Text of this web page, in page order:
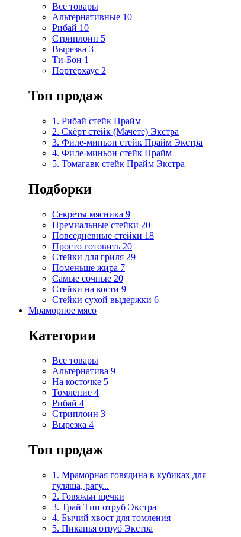
Все товары
Альтернативные 10
Рибай 10
Стриплоин 5
Вырезка 3
Ти-Бон 1
Портерхаус 2
Топ продаж
1. Рибай cтейк Прайм
2. Скёрт стейк (Мачете) Экстра
3. Филе-миньон стейк Прайм Экстра
4. Филе-миньон стейк Прайм
5. Томагавк стейк Прайм Экстра
Подборки
Секреты мясника 9
Премиальные стейки 20
Повседневные стейки 18
Просто готовить 20
Стейки для гриля 29
Поменьше жира 7
Самые сочные 20
Стейки на кости 9
Стейки сухой выдержки 6
Мраморное мясо
Категории
Все товары
Альтернатива 9
На косточке 5
Томление 4
Рибай 4
Стриплоин 3
Вырезка 4
Топ продаж
1. Мраморная говядина в кубиках для
гуляша, рагу...
2. Говяжьи щечки
3. Трай Тип отруб Экстра
4. Бычий хвост для томления
5. Пиканья отруб Экстра